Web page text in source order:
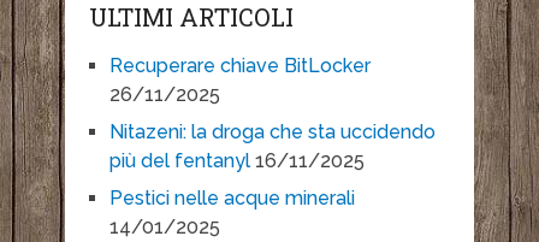
ULTIMI ARTICOLI
Recuperare chiave BitLocker
26/11/2025
Nitazeni: la droga che sta uccidendo
più del fentanyl 16/11/2025
Pestici nelle acque minerali
14/01/2025